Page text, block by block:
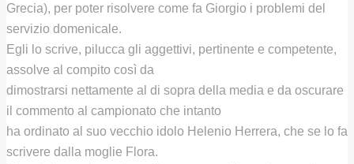
Grecia), per poter risolvere come fa Giorgio i problemi del
servizio domenicale.
Egli lo scrive, pilucca gli aggettivi, pertinente e competente,
assolve al compito così da
dimostrarsi nettamente al di sopra della media e da oscurare
il commento al campionato che intanto
ha ordinato al suo vecchio idolo Helenio Herrera, che se lo fa
scrivere dalla moglie Flora.